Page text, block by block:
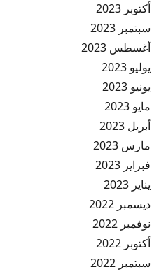
أكتوبر 2023
سبتمبر 2023
أغسطس 2023
يوليو 2023
يونيو 2023
مايو 2023
أبريل 2023
مارس 2023
فبراير 2023
يناير 2023
ديسمبر 2022
نوفمبر 2022
أكتوبر 2022
سبتمبر 2022